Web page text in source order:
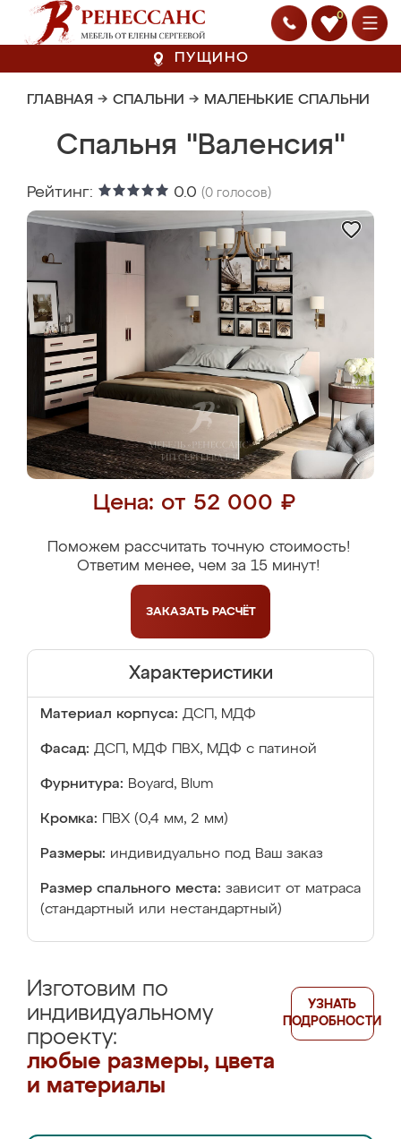
0
ПУЩИНО
ГЛАВНАЯ → СПАЛЬНИ → МАЛЕНЬКИЕ СПАЛЬНИ
Спальня "Валенсия"
Рейтинг: 0.0 (0 голосов)
Цена: от 52 000 ₽
Поможем рассчитать точную стоимость!
Ответим менее, чем за 15 минут!
ЗАКАЗАТЬ РАСЧЁТ
Характеристики
Материал корпуса: ДСП, МДФ
Фасад: ДСП, МДФ ПВХ, МДФ с патиной
Фурнитура: Boyard, Blum
Кромка: ПВХ (0,4 мм, 2 мм)
Размеры: индивидуально под Ваш заказ
Размер спального места: зависит от матраса
(стандартный или нестандартный)
Изготовим по
индивидуальному
проекту:
любые размеры, цвета
и материалы
УЗНАТЬ
ПОДРОБНОСТИ